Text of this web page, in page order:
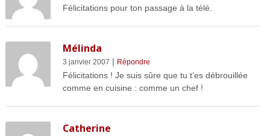
Félicitations pour ton passage à la télé.
Mélinda
3 janvier 2007 | Répondre
Félicitations ! Je suis sûre que tu t’es débrouillée
comme en cuisine : comme un chef !
Catherine